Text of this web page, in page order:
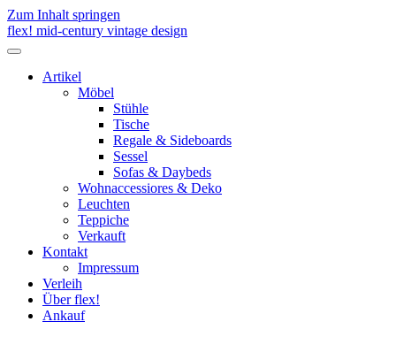
Zum Inhalt springen
flex! mid-century vintage design
Menü
umschalten
Artikel
Möbel
Stühle
Tische
Regale & Sideboards
Sessel
Sofas & Daybeds
Wohnaccessiores & Deko
Leuchten
Teppiche
Verkauft
Kontakt
Impressum
Verleih
Über flex!
Ankauf